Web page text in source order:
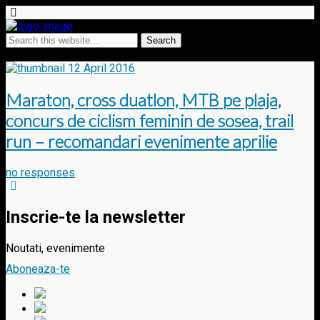
12 April 2016
Maraton, cross duatlon, MTB pe plaja,
concurs de ciclism feminin de sosea, trail
run – recomandari evenimente aprilie
no responses
Inscrie-te la newsletter
Noutati, evenimente
Aboneaza-te